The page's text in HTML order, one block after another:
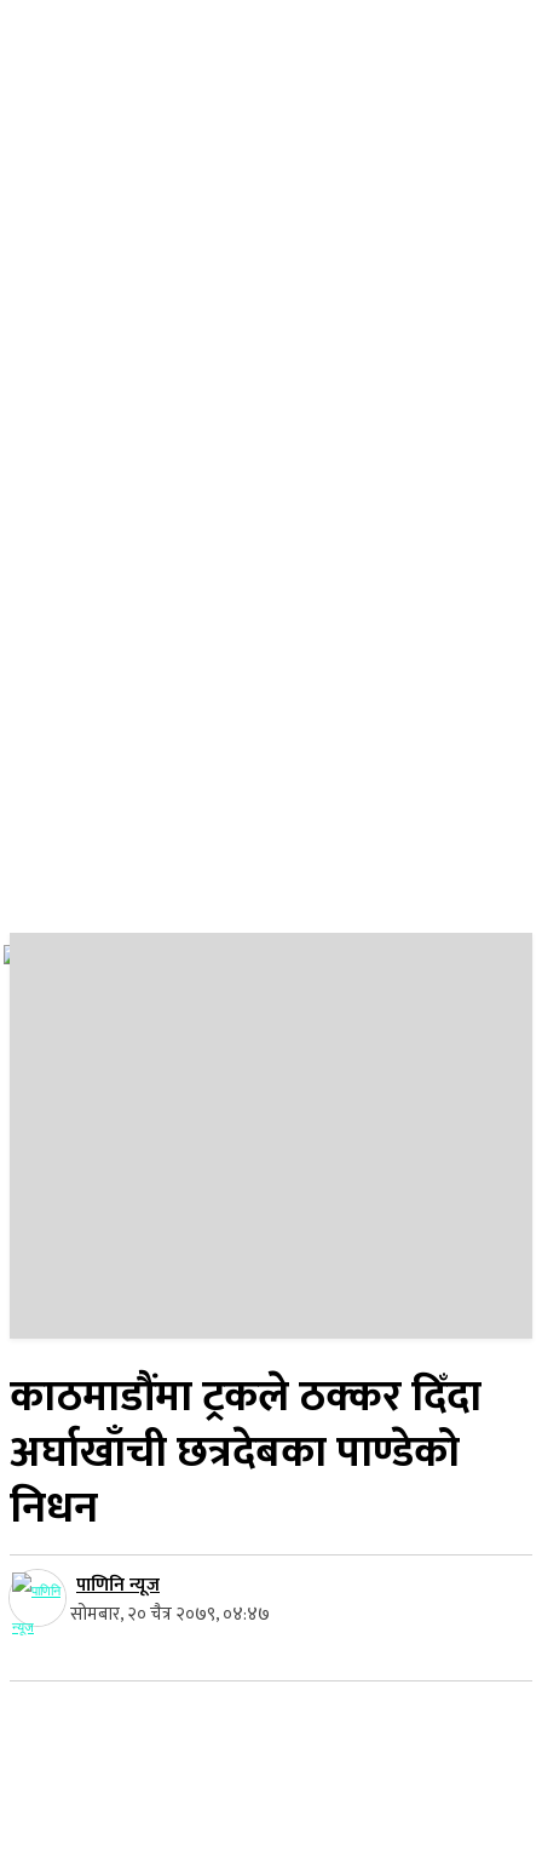
काठमाडौंमा ट्रकले ठक्कर दिँदा
अर्घाखाँची छत्रदेबका पाण्डेको
निधन
पाणिनि न्यूज
सोमबार, २० चैत्र २०७९, ०४:४७